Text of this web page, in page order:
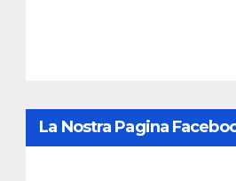
La Nostra Pagina